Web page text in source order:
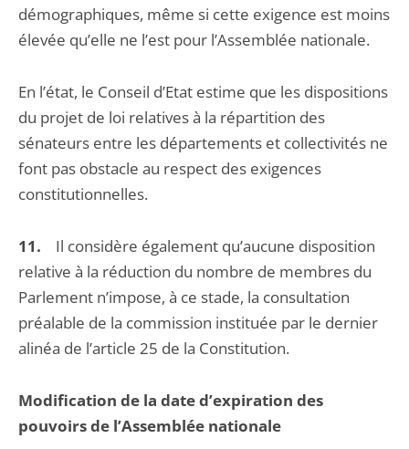
démographiques, même si cette exigence est moins
élevée qu’elle ne l’est pour l’Assemblée nationale.
En l’état, le Conseil d’Etat estime que les dispositions
du projet de loi relatives à la répartition des
sénateurs entre les départements et collectivités ne
font pas obstacle au respect des exigences
constitutionnelles.
11.
Il considère également qu’aucune disposition
relative à la réduction du nombre de membres du
Parlement n’impose, à ce stade, la consultation
préalable de la commission instituée par le dernier
alinéa de l’article 25 de la Constitution.
Modification de la date d’expiration des
pouvoirs de l’Assemblée nationale